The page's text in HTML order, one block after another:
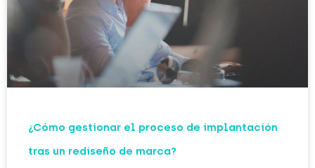
¿Cómo gestionar el proceso de implantación
tras un rediseño de marca?